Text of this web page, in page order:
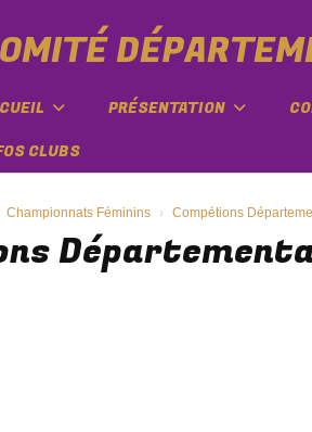
PRÉSENTATION
CLUBS
Championnats Féminins Compétions